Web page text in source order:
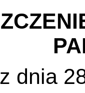
z dnia